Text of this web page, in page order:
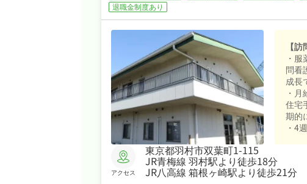
退職金制度あり
アクセス
東京都羽村市双葉町1-115
JR青梅線 羽村駅より徒歩18分
JR八高線 箱根ヶ崎駅より徒歩21分
【
・
問看
成長
・
住宅
期的
・4
手厚